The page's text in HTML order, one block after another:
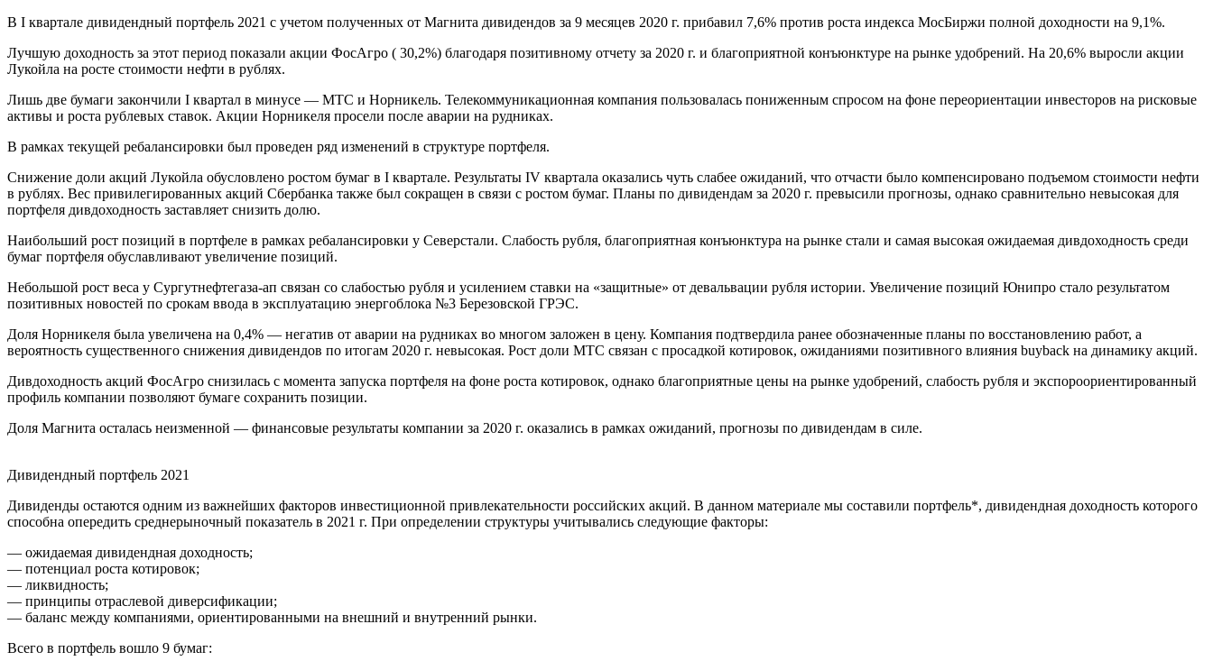
В I квартале дивидендный портфель 2021 с учетом полученных от Магнита дивидендов за 9 месяцев 2020 г. прибавил 7,6% против роста индекса МосБиржи полной доходности на 9,1%.
Лучшую доходность за этот период показали акции ФосАгро ( 30,2%) благодаря позитивному отчету за 2020 г. и благоприятной конъюнктуре на рынке удобрений. На 20,6% выросли акции
Лукойла на росте стоимости нефти в рублях.
Лишь две бумаги закончили I квартал в минусе — МТС и Норникель. Телекоммуникационная компания пользовалась пониженным спросом на фоне переориентации инвесторов на рисковые
активы и роста рублевых ставок. Акции Норникеля просели после аварии на рудниках.
В рамках текущей ребалансировки был проведен ряд изменений в структуре портфеля.
Снижение доли акций Лукойла обусловлено ростом бумаг в I квартале. Результаты IV квартала оказались чуть слабее ожиданий, что отчасти было компенсировано подъемом стоимости нефти
в рублях. Вес привилегированных акций Сбербанка также был сокращен в связи с ростом бумаг. Планы по дивидендам за 2020 г. превысили прогнозы, однако сравнительно невысокая для
портфеля дивдоходность заставляет снизить долю.
Наибольший рост позиций в портфеле в рамках ребалансировки у Северстали. Слабость рубля, благоприятная конъюнктура на рынке стали и самая высокая ожидаемая дивдоходность среди
бумаг портфеля обуславливают увеличение позиций.
Небольшой рост веса у Сургутнефтегаза-ап связан со слабостью рубля и усилением ставки на «защитные» от девальвации рубля истории. Увеличение позиций Юнипро стало результатом
позитивных новостей по срокам ввода в эксплуатацию энергоблока №3 Березовской ГРЭС.
Доля Норникеля была увеличена на 0,4% — негатив от аварии на рудниках во многом заложен в цену. Компания подтвердила ранее обозначенные планы по восстановлению работ, а
вероятность существенного снижения дивидендов по итогам 2020 г. невысокая. Рост доли МТС связан с просадкой котировок, ожиданиями позитивного влияния buyback на динамику акций.
Дивдоходность акций ФосАгро снизилась с момента запуска портфеля на фоне роста котировок, однако благоприятные цены на рынке удобрений, слабость рубля и экспороориентированный
профиль компании позволяют бумаге сохранить позиции.
Доля Магнита осталась неизменной — финансовые результаты компании за 2020 г. оказались в рамках ожиданий, прогнозы по дивидендам в силе.
Дивидендный портфель 2021
Дивиденды остаются одним из важнейших факторов инвестиционной привлекательности российских акций. В данном материале мы составили портфель*, дивидендная доходность которого
способна опередить среднерыночный показатель в 2021 г. При определении структуры учитывались следующие факторы:
— ожидаемая дивидендная доходность;
— потенциал роста котировок;
— ликвидность;
— принципы отраслевой диверсификации;
— баланс между компаниями, ориентированными на внешний и внутренний рынки.
Всего в портфель вошло 9 бумаг: